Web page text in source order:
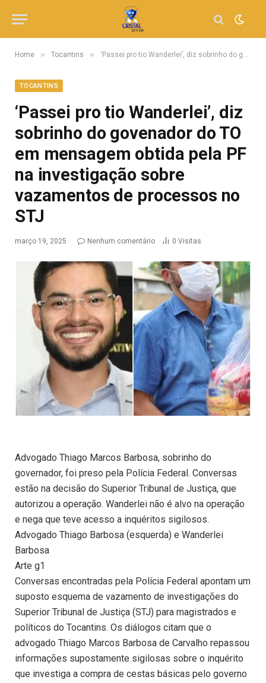
Home » Tocantins » ‘Passei pro tio Wanderlei’, diz sobrinho do govenador do TO em mensagem obtida pela PF na investigação sobre vazamentos de processos no STJ
TOCANTINS
‘Passei pro tio Wanderlei’, diz
sobrinho do govenador do TO
em mensagem obtida pela PF
na investigação sobre
vazamentos de processos no
STJ
março 19, 2025 Nenhum comentário 0 Visitas
Advogado Thiago Marcos Barbosa, sobrinho do
governador, foi preso pela Polícia Federal. Conversas
estão na decisão do Superior Tribunal de Justiça, que
autorizou a operação. Wanderlei não é alvo na operação
e nega que teve acesso a inquéritos sigilosos.
Advogado Thiago Barbosa (esquerda) e Wanderlei
Barbosa
Arte g1
Conversas encontradas pela Polícia Federal apontam um
suposto esquema de vazamento de investigações do
Superior Tribunal de Justiça (STJ) para magistrados e
políticos do Tocantins. Os diálogos citam que o
advogado Thiago Marcos Barbosa de Carvalho repassou
informações supostamente sigilosas sobre o inquérito
que investiga a compra de cestas básicas pelo governo